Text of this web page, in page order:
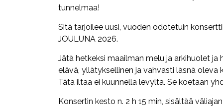
tunnelmaa!
Sitä tarjoilee uusi, vuoden odotetuin
JOULUNA 2026.
Jätä hetkeksi maailman melu ja arkihuolet
elävä, yllätyksellinen ja vahvasti läsnä oleva
Tätä iltaa ei kuunnella levyltä. Se koetaan
Konsertin kesto n. 2 h 15 min, sisältää